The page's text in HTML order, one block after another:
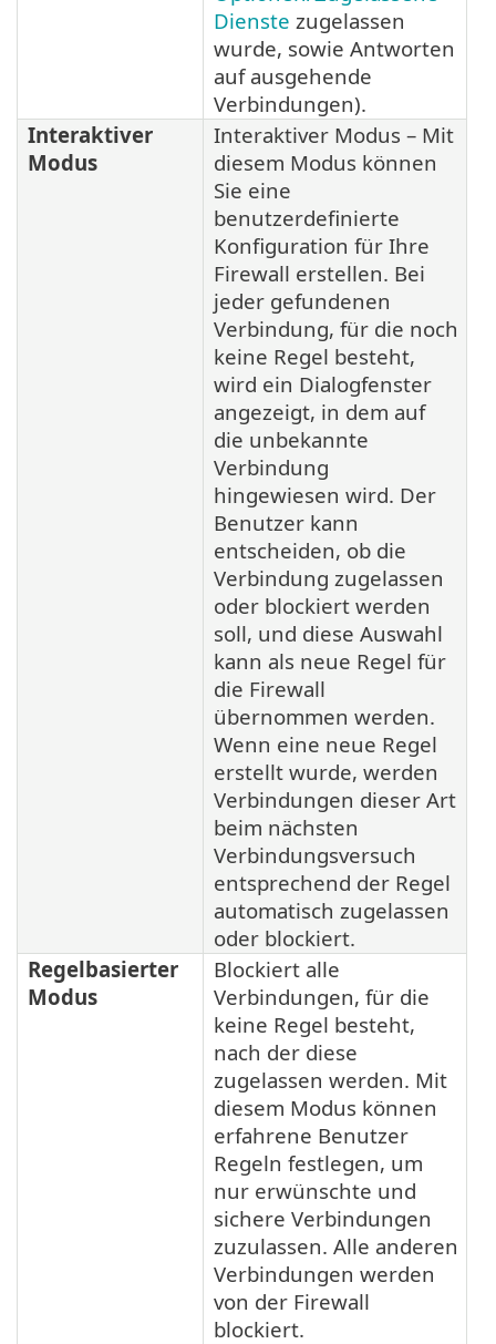
Dienste zugelassen
wurde, sowie Antworten
auf ausgehende
Verbindungen).
Interaktiver
Modus
Interaktiver Modus – Mit
diesem Modus können
Sie eine
benutzerdefinierte
Konfiguration für Ihre
Firewall erstellen. Bei
jeder gefundenen
Verbindung, für die noch
keine Regel besteht,
wird ein Dialogfenster
angezeigt, in dem auf
die unbekannte
Verbindung
hingewiesen wird. Der
Benutzer kann
entscheiden, ob die
Verbindung zugelassen
oder blockiert werden
soll, und diese Auswahl
kann als neue Regel für
die Firewall
übernommen werden.
Wenn eine neue Regel
erstellt wurde, werden
Verbindungen dieser Art
beim nächsten
Verbindungsversuch
entsprechend der Regel
automatisch zugelassen
oder blockiert.
Regelbasierter
Modus
Blockiert alle
Verbindungen, für die
keine Regel besteht,
nach der diese
zugelassen werden. Mit
diesem Modus können
erfahrene Benutzer
Regeln festlegen, um
nur erwünschte und
sichere Verbindungen
zuzulassen. Alle anderen
Verbindungen werden
von der Firewall
blockiert.